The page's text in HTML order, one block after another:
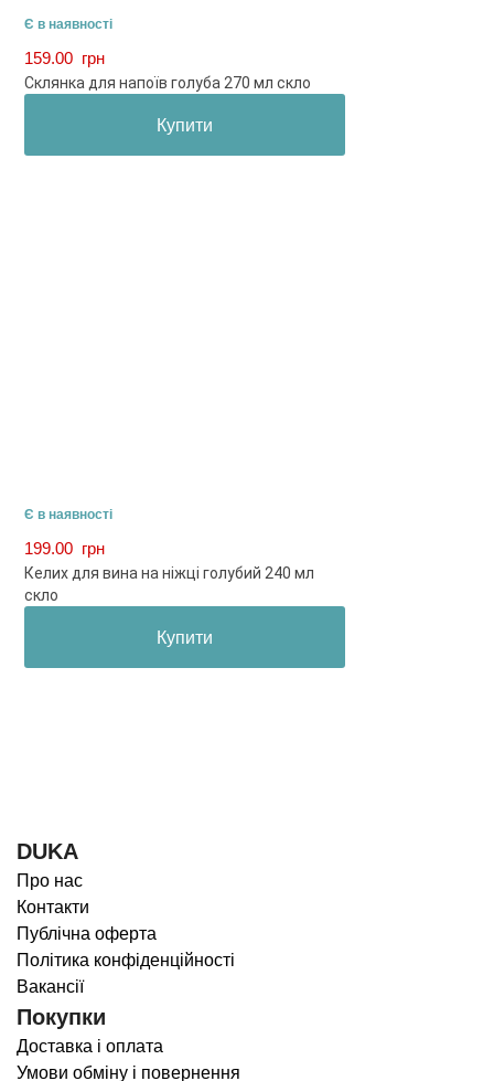
Є в наявності
159.00 грн
Склянка для напоїв голуба 270 мл скло
Купити
Є в наявності
199.00 грн
Келих для вина на ніжці голубий 240 мл
скло
Купити
DUKA
Про нас
Контакти
Публічна оферта
Політика конфіденційності
Вакансії
Покупки
Доставка і оплата
Умови обміну і повернення